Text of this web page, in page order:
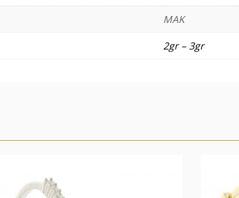
MAK
2gr – 3gr